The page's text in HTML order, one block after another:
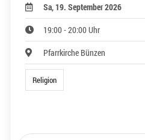
Sa, 19. September 2026
19:00 - 20:00 Uhr
Pfarrkirche Bünzen
Religion